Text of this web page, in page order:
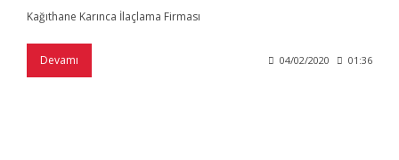
Kağıthane Karınca İlaçlama Firması
Devamı 04/02/2020 01:36